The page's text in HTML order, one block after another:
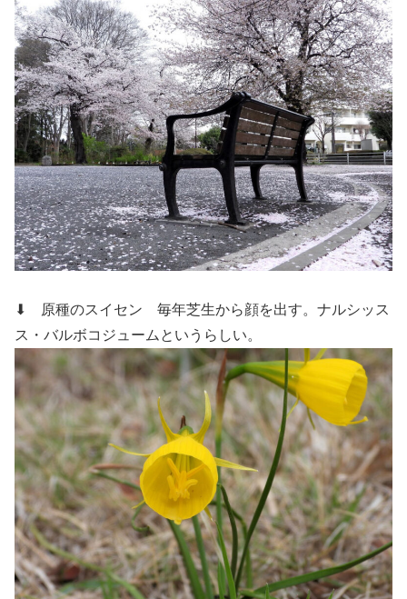
⬇ 原種のスイセン 毎年芝生から顔を出す。ナルシッス
ス・バルボコジュームというらしい。